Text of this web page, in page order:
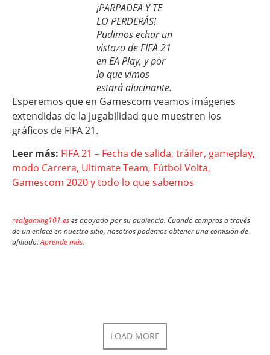
¡PARPADEA Y TE
LO PERDERÁS!
Pudimos echar un
vistazo de FIFA 21
en EA Play, y por
lo que vimos
estará alucinante.
Esperemos que en Gamescom veamos imágenes
extendidas de la jugabilidad que muestren los
gráficos de FIFA 21.
Leer más: FIFA 21 – Fecha de salida, tráiler, gameplay,
modo Carrera, Ultimate Team, Fútbol Volta,
Gamescom 2020 y todo lo que sabemos
realgaming101.eses apoyado por su audiencia. Cuando compras a través
de un enlace en nuestro sitio, nosotros podemos obtener una comisión de
afiliado.Aprende más.
LOAD MORE